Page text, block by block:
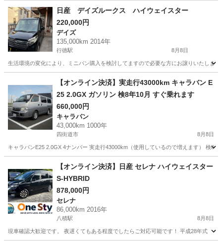
日産 デイズルークス ハイウェイスター
220,000円
デイズ
135,000km 2014年
行徳駅 8月8日
生活環境の変化により、ミニバン購入を検討してますので必要な方にお譲りいたしま
行徳駅 デイズ
【オンライン決済】実走行43000km キャラバン E
25 2.0GX ガソリン 検8年10月 すぐ乗れます
660,000円
キャラバン
43,000km 1000年
四街道市 8月8日
キャラバンE25 2.0GX 4ナンバー 実走行43000km（使用しているので増えます） 検8
キャラバン
【オンライン決済】日産 セレナ ハイウェイスター
S-HYBRID
878,000円
セレナ
86,000km 2016年
八積駅 8月8日
現車確認大歓迎です。 夜遅くてもある程度でしたらご対応可能です！ 平成28年式